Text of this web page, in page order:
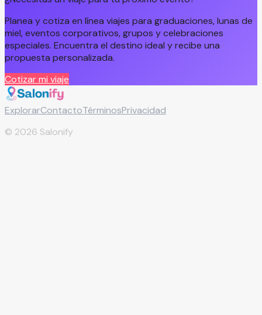
Planea y cotiza en línea viajes para graduaciones, lunas de
miel, eventos corporativos, grupos y celebraciones
especiales. Encuentra el destino ideal y recibe una
propuesta personalizada.
Cotizar mi viaje
ExplorarContactoTérminosPrivacidad
© 2026 Salonify